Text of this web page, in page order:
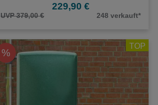
229,90 €
UVP 379,00 € 248 verkauft*
TOP
%